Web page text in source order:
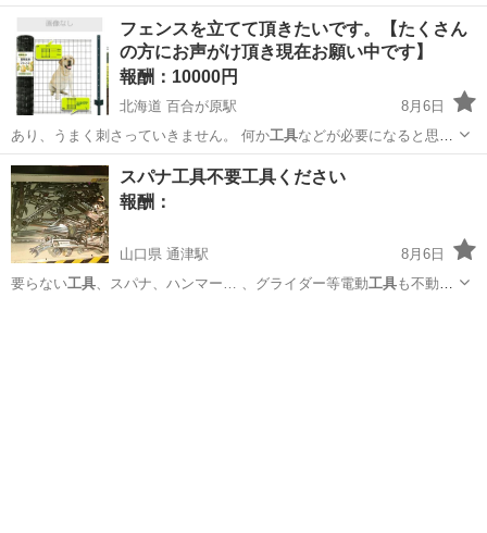
は組立工程での以下業務をお願いします。 ・生産段取り、チョコ停解
除などの作業 ・箱替え、梱包などの作業 ・材料及び部材供給及び補助
作業 ・物流や簡易保全作業...
静岡
フェンスを立てて頂きたいです。【たくさん
の方にお声がけ頂き現在お願い中です】
報酬：10000円
北海道 百合が原駅
8月6日
あり、うまく刺さっていきません。 何か工具などが必要になると思う
のですが 素人の…
北海道 札幌市 百合が原駅 手伝って/助けて
スパナ工具不要工具ください
報酬：
山口県 通津駅
8月6日
要らない工具、スパナ、ハンマー… 、グライダー等電動工具も不動品